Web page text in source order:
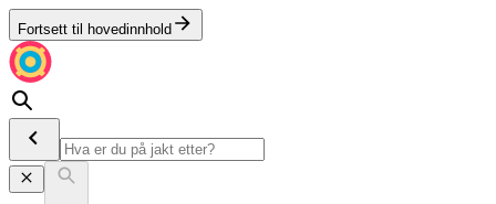
Fortsett til hovedinnhold